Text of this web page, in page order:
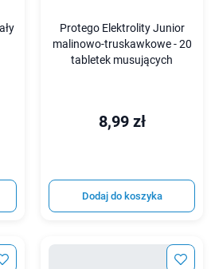
Protego Elektrolity Junior
malinowo-truskawkowe - 20
tabletek musujących
8,99 zł
Dodaj do koszyka